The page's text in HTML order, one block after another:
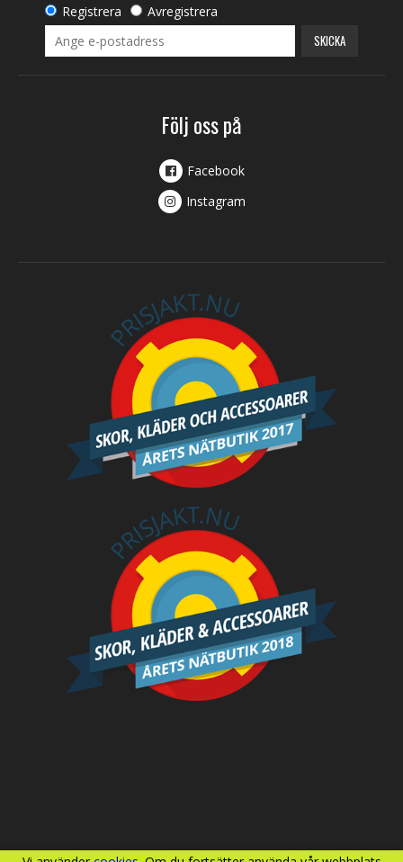
Registrera Avregistrera
SKICKA
Följ oss på
Facebook
Instagram